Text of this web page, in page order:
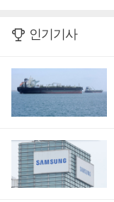
인기기사